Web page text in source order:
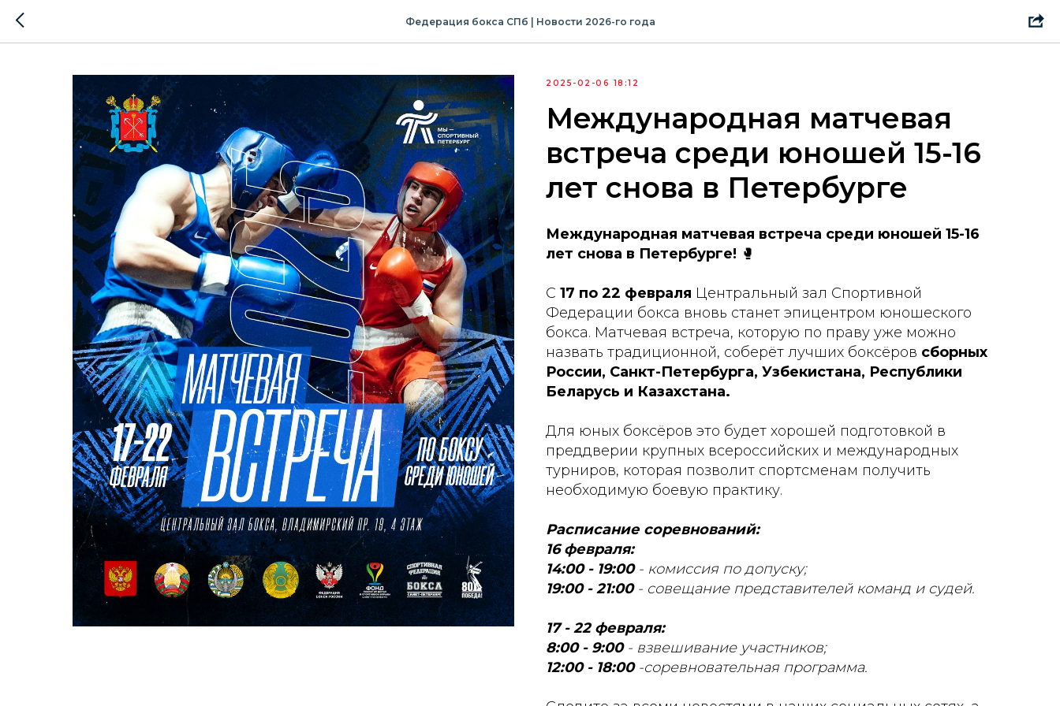
Федерация бокса СПб | Новости 2026-го года
2025-02-06 18:12
️Международная матчевая
встреча среди юношей 15-16
лет снова в Петербурге
️Международная матчевая встреча среди юношей 15-16
лет снова в Петербурге! 🥊
С 17 по 22 февраля Центральный зал Спортивной
Федерации бокса вновь станет эпицентром юношеского
бокса. Матчевая встреча, которую по праву уже можно
назвать традиционной, соберёт лучших боксёров сборных
России, Санкт-Петербурга, Узбекистана, Республики
Беларусь и Казахстана.
Для юных боксёров это будет хорошей подготовкой в
преддверии крупных всероссийских и международных
турниров, которая позволит спортсменам получить
необходимую боевую практику.
Расписание соревнований:
16 февраля:
14:00 - 19:00 - комиссия по допуску;
19:00 - 21:00- совещание представителей команд и судей.
17 - 22 февраля:
8:00 - 9:00- взвешивание участников;
12:00 - 18:00 -соревновательная программа.